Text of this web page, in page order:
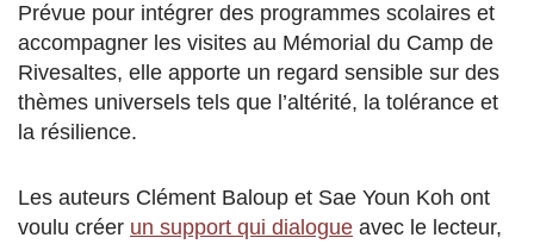
Prévue pour intégrer des programmes scolaires et
accompagner les visites au Mémorial du Camp de
Rivesaltes, elle apporte un regard sensible sur des
thèmes universels tels que l’altérité, la tolérance et
la résilience​.
Les auteurs Clément Baloup et Sae Youn Koh ont
voulu créer un support qui dialogue avec le lecteur,